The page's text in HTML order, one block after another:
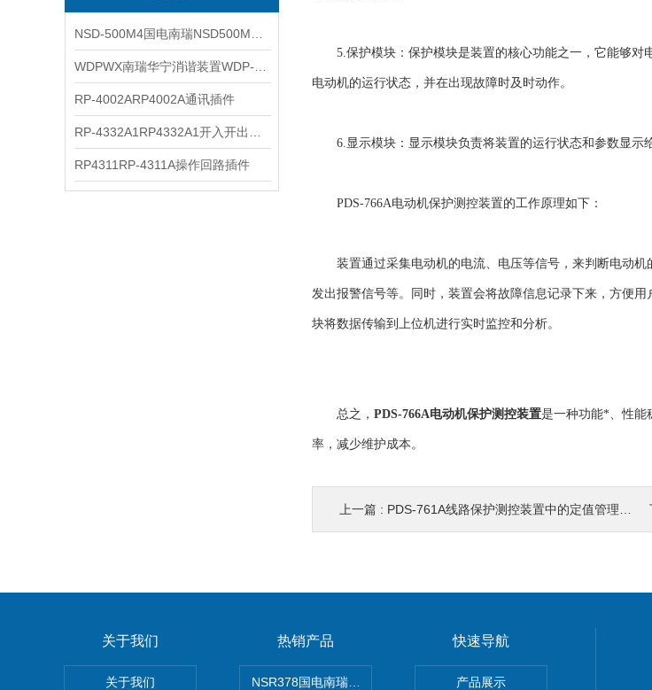
RP-4002ARP4002A通讯插件
RP4311RP-4311A操作回路插件
5.保护模块：保护模块是装置的核心功能之一，它能够对
电动机的运行状态，并在出现故障时及时动作。
6.显示模块：显示模块负责将装置的运行状态和参数显示给
PDS-766A电动机保护测控装置的工作原理如下：
装置通过采集电动机的电流、电压等信号，来判断电动机
发出报警信号等。同时，装置会将故障信息记录下来，方便
块将数据传输到上位机进行实时监控和分析。
总之， PDS-766A电动机保护测控装置是一种功能*、性能
率，减少维护成本。
上一篇 : PDS-761A线路保护测控装置中的定值管理功能有什么作用？
关于我们
关于我们
热销产品
NSR378国电南瑞NSR-378变压器保护装置
快速导航
产品展示